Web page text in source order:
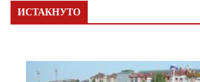
ИСТАКНУТО